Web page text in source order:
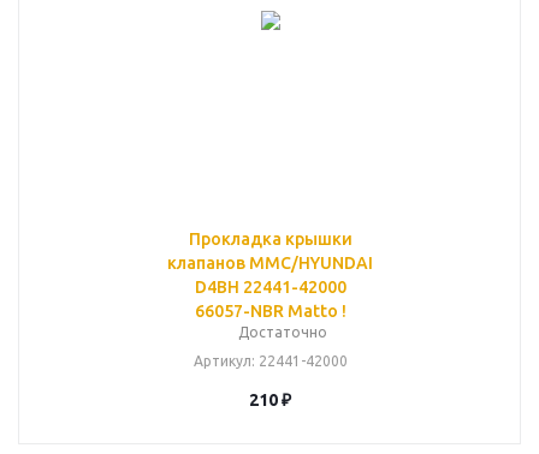
Прокладка крышки
клапанов MMC/HYUNDAI
D4BH 22441-42000
66057-NBR Matto !
Достаточно
Артикул: 22441-42000
210₽